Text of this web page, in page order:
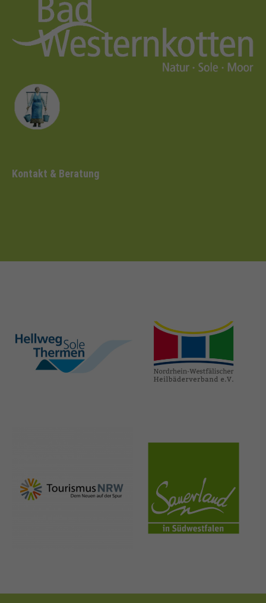
Kontakt & Beratung
hellweg-sole-
thermen.de
heilbaeder.de
nrw-
tourismus.de
sauerland.co
m